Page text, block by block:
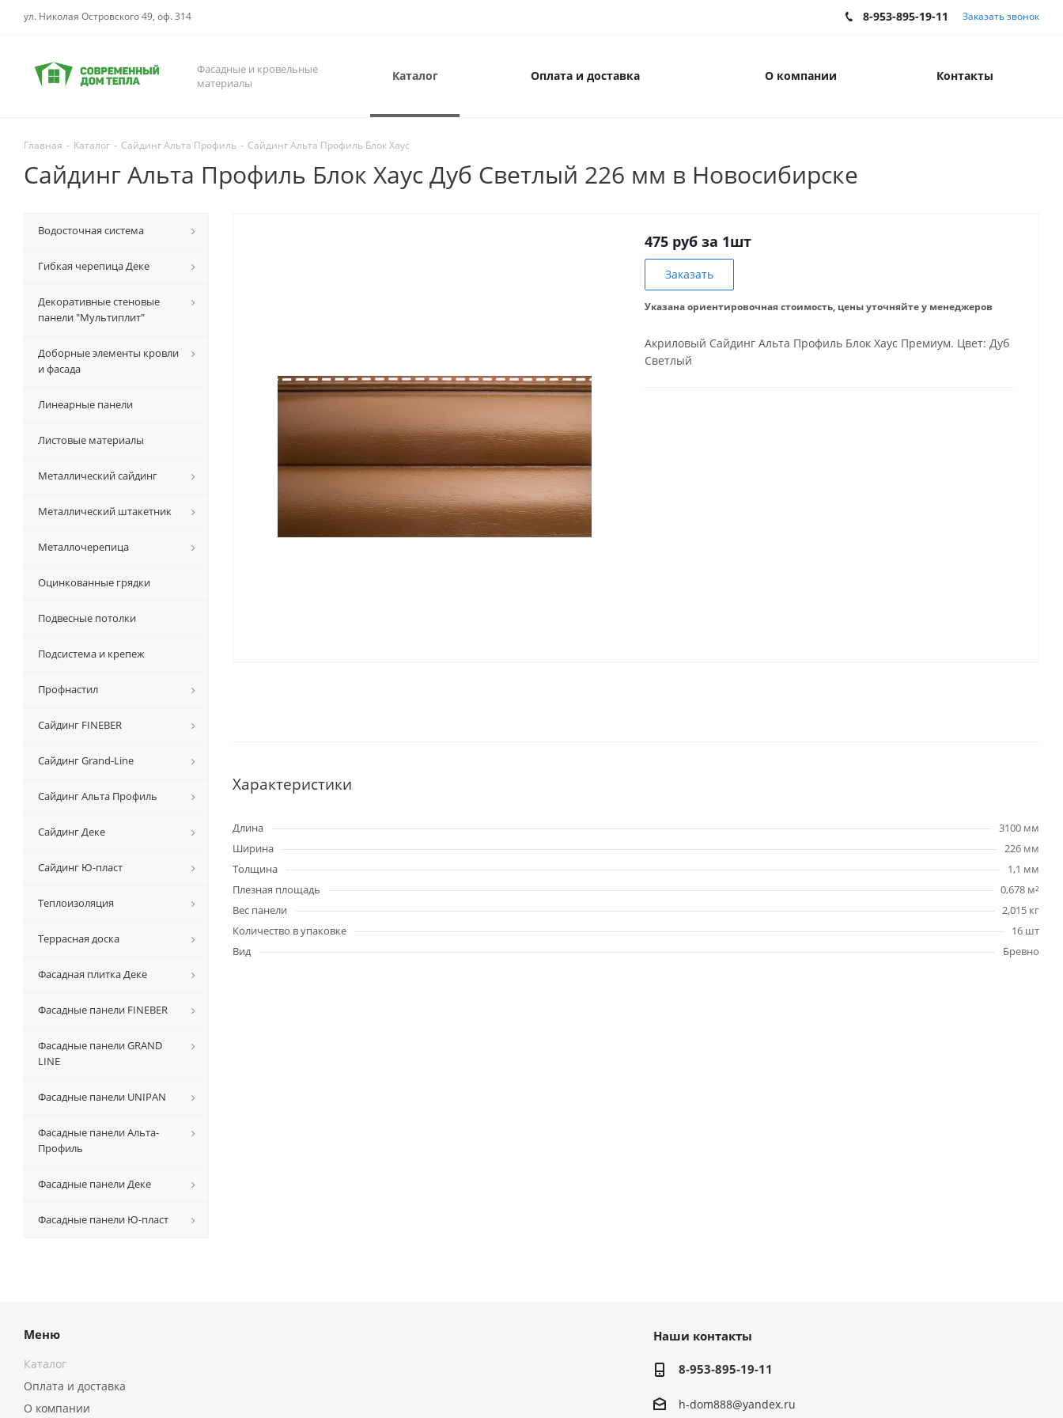
ул. Николая Островского 49, оф. 314 8-953-895-19-11 Заказать звонок
Фасадные и кровельные
материалы
Каталог Оплата и доставка О компании Контакты
Главная - Каталог - Сайдинг Альта Профиль - Сайдинг Альта Профиль Блок Хаус
Сайдинг Альта Профиль Блок Хаус Дуб Светлый 226 мм в Новосибирске
475 руб за 1шт
Заказать
Указана ориентировочная стоимость, цены уточняйте у менеджеров
Акриловый Сайдинг Альта Профиль Блок Хаус Премиум. Цвет: Дуб
Светлый
Характеристики
Длина
3100 мм
Ширина
226 мм
Толщина
1,1 мм
Плезная площадь
0,678 м²
Вес панели
2,015 кг
Количество в упаковке
16 шт
Вид
Бревно
Водосточная система
Гибкая черепица Деке
Декоративные стеновые
панели "Мультиплит"
Доборные элементы кровли
и фасада
Линеарные панели
Листовые материалы
Металлический сайдинг
Металлический штакетник
Металлочерепица
Оцинкованные грядки
Подвесные потолки
Подсистема и крепеж
Профнастил
Сайдинг FINEBER
Сайдинг Grand-Line
Сайдинг Альта Профиль
Сайдинг Деке
Сайдинг Ю-пласт
Теплоизоляция
Террасная доска
Фасадная плитка Деке
Фасадные панели FINEBER
Фасадные панели GRAND
LINE
Фасадные панели UNIPAN
Фасадные панели Альта-
Профиль
Фасадные панели Деке
Фасадные панели Ю-пласт
Меню
Каталог
Оплата и доставка
О компании
Наши контакты
8-953-895-19-11
h-dom888@yandex.ru